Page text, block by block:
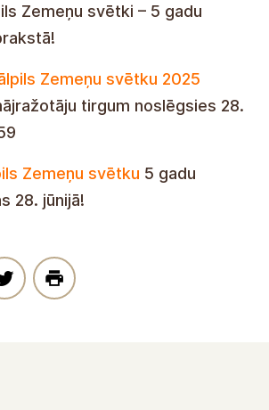
Zemeņu svētki – 5 gadu
Zemeņu svētku 2025
tirgum noslēgsies 28.
Zemeņu svētku 5 gadu
28. jūnijā!